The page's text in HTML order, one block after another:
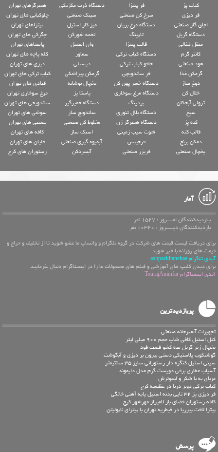
کباب پز
فر دیزی
اجاق گاز صنعتی
دستگاه گریل
منقل ذغالی
کانتر گرم
هود صنعتی
گرمکن غذا
دوغ ساز
خلال کن
ترولی آبچکان
سیخ
کته پز
قالب کته
دمکن برنج
یخچال صنعتی
فر پیتزا
سرخ کن صنعتی
دستگاه مرغ بریان
تاپینگ
قالب پیتزا
دستگاه کباب ترکی
چاقو کباب ترکی
فر ساندویچی
دستگاه خمیر پهن کن
دستگاه مرغ سوخاری
بردینگ
دستگاه بلال تنوری
دستگاه همبرگر زن
شوت سیب زمینی
فرچیپس
فریزر صنعتی
دستگاه ذرت مکزیکی
سینک صنعتی
میز کار استیل
تخمه شورکن
وان استیل
سماور
دیسپلی
گرمکن پیراشکی
یخچال نوشابه
پاستا پز
دستگاه خمیرگیر
ساندویچ ساز
مخلوط کن صنعتی
اسنک ساز
آبمیوه گیری صنعتی
آبسردکن
همبرگرهای تهران
چلوکبابی های تهران
پیتزاهای تهران
جگرکی های تهران
پاستاهای تهران
کله پاچه های تهران
دیزی های تهران
کباب ترکی های تهران
قنادی های تهران
مرغ سوخاری تهران
ساندویچی های تهران
سوشی های تهران
بستنی های تهران
کافه های تهران
قلیان های تهران
رستوران های کرج
آمار
بـازدیدکنندگان امــــروز : 1527 نفر
بازدیدکنندگان دیـــــروز : 10320 نفر
برای دریافت لیست قیمت های شرکت در گروه تلگرام و واتساپ ما عضو شوید تا از تخفیف و حراج و
قیمت های روزانه با خبر شوید.
آیدی تلگرام ashpazkhanehaa
برای دیدن کلیپ های آموزشی و فیلم های محصولات ما را در اینستاگرام دنبال بفرمایید.
آیدی اینستاگرام TourajAminfar
پربازدیدترین
تجهیزات آشپزخانه صنعتی
کتل استیل کافی شاپ حجم 900 میلی لیتر
یخچال زیر گریل سه کشو فست فود
گوشتکوب پلاستیکی دستی بیرون بر دیزی و آبگوشت
سینی استیل کنگره دار رستورانی سایز 35 سانتیمتر
آسیاب عطاری برقی دویست گرم مدل دایموند
مربای به با شکر و لیموترش
کباب ترکی دونر درنا در عظیمیه کرج
فر دیزی پز 32 تایی بدنه استیل پایه آهنی خانگی
کافه رستوران فضای باز لامیراژ مهرشهر کرج
پیتزا لافت پیزریا در قیطریه تهران با پیتزای ناپولیتن
پرسش